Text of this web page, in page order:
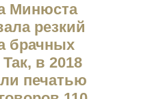
Минюста
резкий
брачных
в 2018
печатью